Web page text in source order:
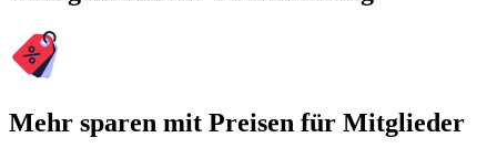
Mehr sparen mit Preisen für Mitglieder